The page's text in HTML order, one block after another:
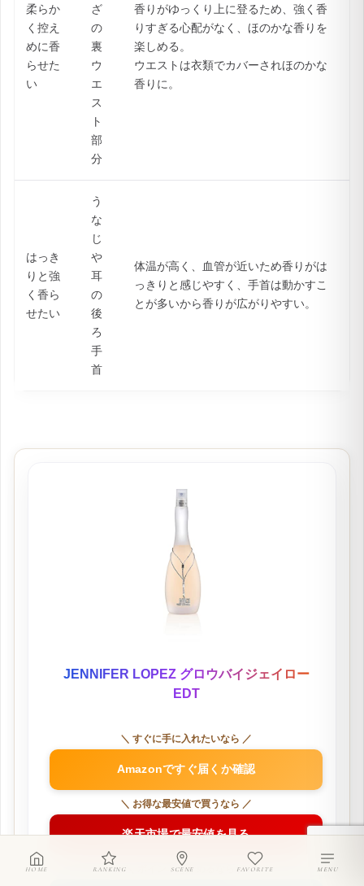
HOME RANKING SCENE FAVORITE MENU
柔らか
く控え
めに香
らせた
い
ざ
の
裏
ウ
エ
ス
ト
部
分
香りがゆっくり上に登るため、強く香
りすぎる心配がなく、ほのかな香りを
楽しめる。
ウエストは衣類でカバーされほのかな
香りに。
はっき
りと強
く香ら
せたい
う
な
じ
や
耳
の
後
ろ
手
首
体温が高く、血管が近いため香りがは
っきりと感じやすく、手首は動かすこ
とが多いから香りが広がりやすい。
JENNIFER LOPEZ グロウバイジェイロー
EDT
＼ すぐに手に入れたいなら ／
Amazonですぐ届くか確認
＼ お得な最安値で買うなら ／
楽天市場で最安値を見る
＼ ポイントを貯めるなら ／